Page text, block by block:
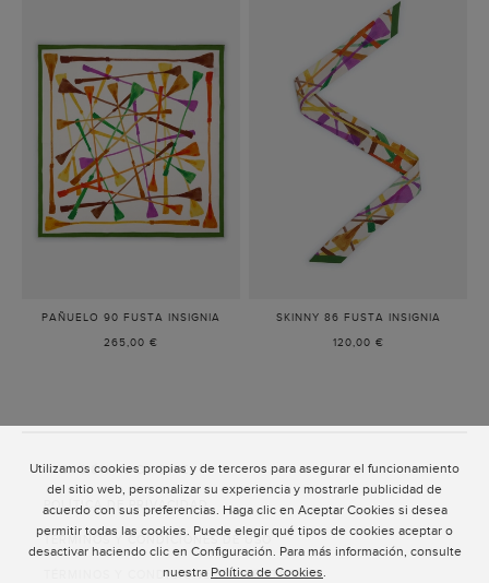
Utilizamos cookies propias y de terceros para asegurar el funcionamiento
del sitio web, personalizar su experiencia y mostrarle publicidad de
acuerdo con sus preferencias. Haga clic en Aceptar Cookies si desea
permitir todas las cookies. Puede elegir qué tipos de cookies aceptar o
desactivar haciendo clic en Configuración. Para más información, consulte
nuestra Política de Cookies.
PAÑUELO 90 FUSTA INSIGNIA
265,00 €
SKINNY 86 FUSTA INSIGNIA
120,00 €
ATENCIÓN AL CLIENTE
POLÍTICA DE PRIVACIDAD
TÉRMINOS Y CONDICIONES DE USO
TÉRMINOS Y CONDICIONES DE VENTA